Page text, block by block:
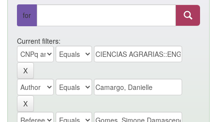
for
Current filters: